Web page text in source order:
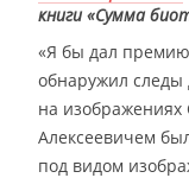
книги «Сумма
«Я бы дал
обнаружил следы
на изображениях
Алексеевичем
под видом